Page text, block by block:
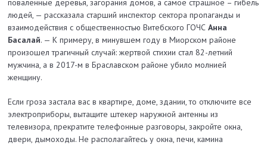
поваленные деревья, загорания домов, а самое страшное – гибель
людей, — рассказала старший инспектор сектора пропаганды и
взаимодействия с общественностью Витебского ГОЧСАнна
Басалай. — К примеру, в минувшем году в Миорском районе
произошел трагичный случай: жертвой стихии стал 82-летний
мужчина, а в 2017-м в Браславском районе убило молнией
женщину.
Если гроза застала вас в квартире, доме, здании, то отключите все
электроприборы, вытащите штекер наружной антенны из
телевизора, прекратите телефонные разговоры, закройте окна,
двери, дымоходы. Не располагайтесь у окна, печи, камина